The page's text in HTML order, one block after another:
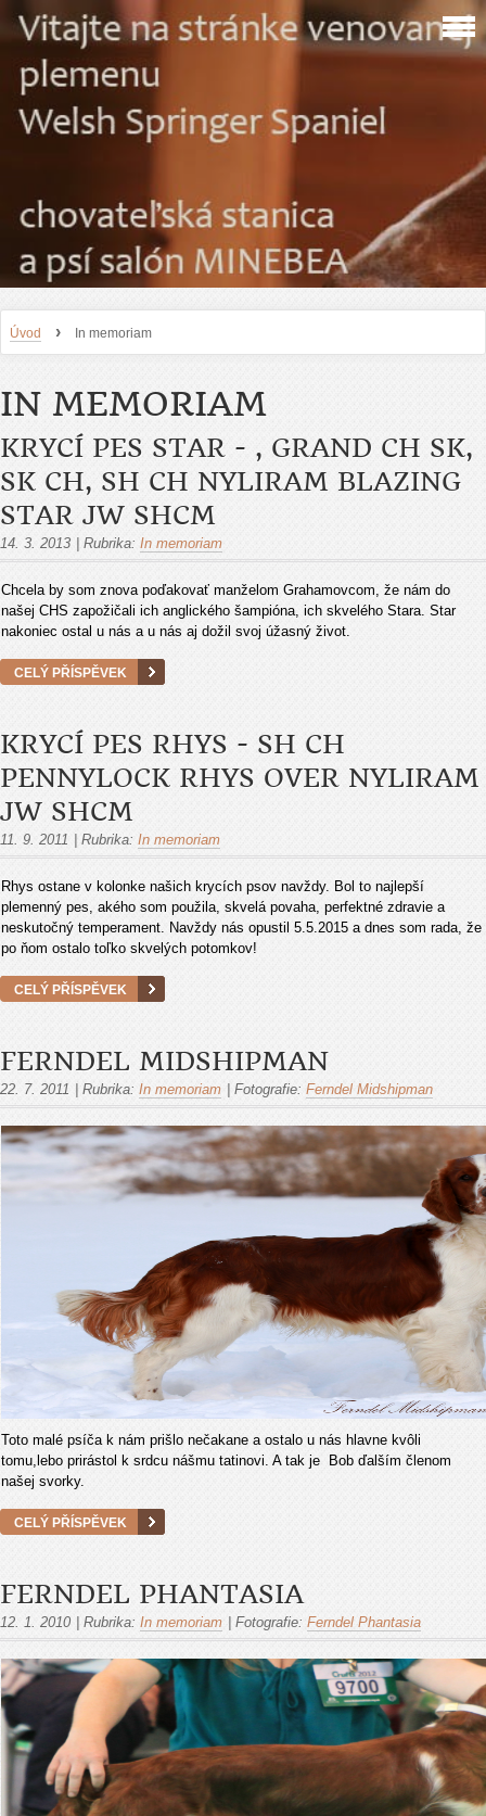
Úvod › In memoriam
IN MEMORIAM
KRYCÍ PES STAR - , GRAND CH SK,
SK CH, SH CH NYLIRAM BLAZING
STAR JW SHCM
14. 3. 2013 Rubrika: In memoriam
Chcela by som znova poďakovať manželom Grahamovcom, že nám do
našej CHS zapožičali ich anglického šampióna, ich skvelého Stara. Star
nakoniec ostal u nás a u nás aj dožil svoj úžasný život.
CELÝ PŘÍSPĚVEK
KRYCÍ PES RHYS - SH CH
PENNYLOCK RHYS OVER NYLIRAM
JW SHCM
11. 9. 2011 Rubrika: In memoriam
Rhys ostane v kolonke našich krycích psov navždy. Bol to najlepší
plemenný pes, akého som použila, skvelá povaha, perfektné zdravie a
neskutočný temperament. Navždy nás opustil 5.5.2015 a dnes som rada, že
po ňom ostalo toľko skvelých potomkov!
CELÝ PŘÍSPĚVEK
FERNDEL MIDSHIPMAN
22. 7. 2011 Rubrika: In memoriam Fotografie: Ferndel Midshipman
Toto malé psíča k nám prišlo nečakane a ostalo u nás hlavne kvôli
tomu,lebo prirástol k srdcu nášmu tatinovi. A tak je Bob ďalším členom
našej svorky.
CELÝ PŘÍSPĚVEK
FERNDEL PHANTASIA
12. 1. 2010 Rubrika: In memoriam Fotografie: Ferndel Phantasia